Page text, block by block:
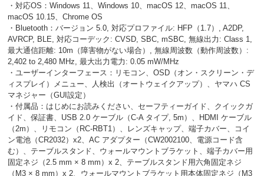
・対応OS：Windows 11、Windows 10、macOS 12、macOS 11、
macOS 10.15、Chrome OS
・Bluetooth：バージョン 5.0, 対応プロファイル: HFP（1.7）, A2DP,
AVRCP, BLE, 対応コーデック: CVSD, SBC, mSBC, 無線出⼒: Class 1,
最⼤通信距離: 10m（障害物がない場合）, 無線周波数（動作周波数）:
2,402 to 2,480 MHz, 最⼤出⼒電⼒: 0.05 mW/MHz
・ユーザーインターフェース：リモコン、OSD（オン・スクリーン・デ
ィスプレイ）メニュー、⼈検出（オートウェイクアップ）、ヤマハ CS
マネジャー（GUI設定）
・付属品：はじめにお読みください、セーフティーガイド、クイックガ
イド、保証書、USB 2.0 ケーブル（C-A タイプ, 5m）、HDMI ケーブル
（2m）、リモコン（RC-RBT1）、レンズキャップ、端⼦カバー、コイ
ン電池（CR2032）x2、AC アダプター（CW2002100、電源コード含
む）、テーブルスタンド、ウォールマウントブラケット、端⼦カバー⽤
固定ネジ（2.5 mm × 8 mm）x 2、テーブルスタンド⽤六⾓固定ネジ
（M3 × 8 mm）x 2、ウォールマウントブラケット⽤本体固定ネジ（M3